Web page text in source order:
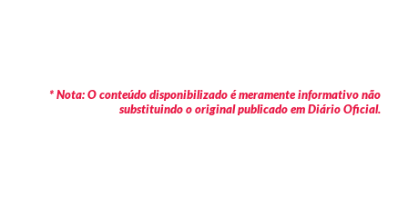
* Nota: O conteúdo disponibilizado é meramente informativo não
substituindo o original publicado em Diário Oficial.